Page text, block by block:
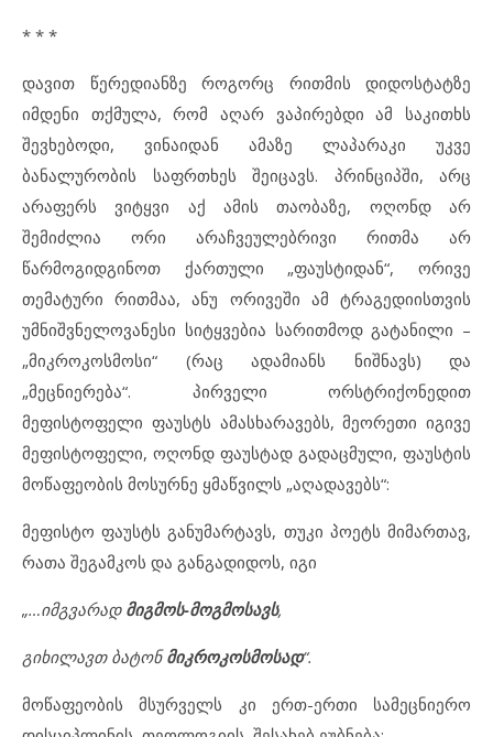
* * *
დავით წერედიანზე როგორც რითმის დიდოსტატზე
იმდენი თქმულა, რომ აღარ ვაპირებდი ამ საკითხს
შევხებოდი, ვინაიდან ამაზე ლაპარაკი უკვე
ბანალურობის საფრთხეს შეიცავს. პრინციპში, არც
არაფერს ვიტყვი აქ ამის თაობაზე, ოღონდ არ
შემიძლია ორი არაჩვეულებრივი რითმა არ
წარმოგიდგინოთ ქართული „ფაუსტიდან“, ორივე
თემატური რითმაა, ანუ ორივეში ამ ტრაგედიისთვის
უმნიშვნელოვანესი სიტყვებია სარითმოდ გატანილი –
„მიკროკოსმოსი“ (რაც ადამიანს ნიშნავს) და
„მეცნიერება“. პირველი ორსტრიქონედით
მეფისტოფელი ფაუსტს ამასხარავებს, მეორეთი იგივე
მეფისტოფელი, ოღონდ ფაუსტად გადაცმული, ფაუსტის
მოწაფეობის მოსურნე ყმაწვილს „აღადავებს“:
მეფისტო ფაუსტს განუმარტავს, თუკი პოეტს მიმართავ,
რათა შეგამკოს და განგადიდოს, იგი
„…იმგვარად მიგმოს-მოგმოსავს,
გიხილავთ ბატონმიკროკოსმოსად“.
მოწაფეობის მსურველს კი ერთ-ერთი სამეცნიერო